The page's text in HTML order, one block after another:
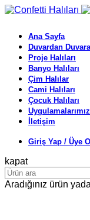
Ana Sayfa
Duvardan
Proje Halıları
Banyo Halıları
Çim Halılar
Cami Halıları
Çocuk Halıları
Uygulamalarımız
İletişim
Giriş Yap / Üye Ol
kapat
Aradığınız ürün